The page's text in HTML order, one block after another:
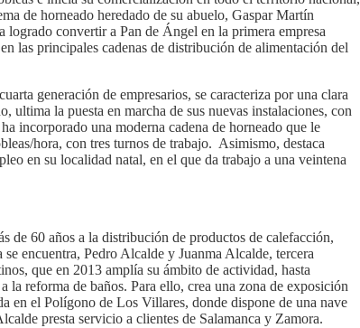
de horneado heredado de su abuelo, Gaspar Martín
convertir a Pan de Ángel en la primera empresa
las principales cadenas de distribución de alimentación del
generación de empresarios, se caracteriza por una clara
ultima la puesta en marcha de sus nuevas instalaciones, con
incorporado una moderna cadena de horneado que le
hora, con tres turnos de trabajo. Asimismo, destaca
en su localidad natal, en el que da trabajo a una veintena
de 60 años a la distribución de productos de calefacción,
encuentra, Pedro Alcalde y Juanma Alcalde, tercera
que en 2013 amplía su ámbito de actividad, hasta
la reforma de baños. Para ello, crea una zona de exposición
en el Polígono de Los Villares, donde dispone de una nave
presta servicio a clientes de Salamanca y Zamora.